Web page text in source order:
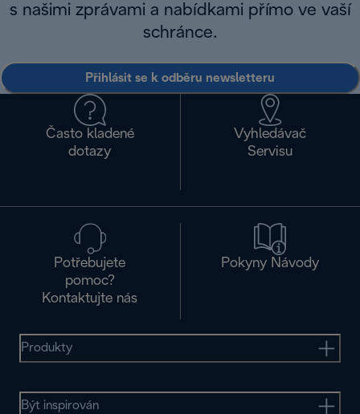
s našimi zprávami a nabídkami přímo ve vaší
schránce.
Přihlásit se k odběru newsletteru
Často kladené
dotazy
Vyhledávač
Servisu
Potřebujete
pomoc?
Kontaktujte nás
Pokyny Návody
Produkty
Být inspirován